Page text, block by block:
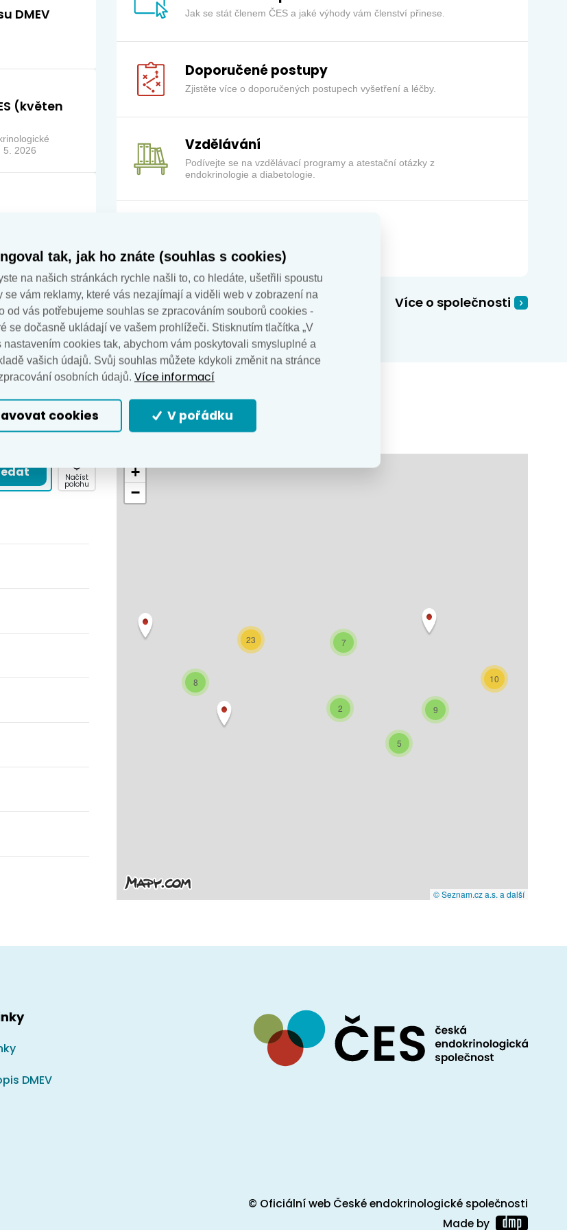
DMEV
(květen
5. 2026
Jiskra Jan
aktuality
Jak se stát členem ČES a jaké výhody vám členství přinese.
Doporučené postupy
Zjistěte více o doporučených postupech vyšetření a léčby.
Vzdělávání
Podívejte se na vzdělávací programy a atestační otázky z
endokrinologie a diabetologie.
Zjistěte více o našem sdružení.
Více o společnosti
Načíst
polohu
10
8
23
2 9
7
5
+
−
© Seznam.cz a.s. a další
DMEV
© Oficiální web České endokrinologické společnosti
Made by
tak, jak ho znáte (souhlas s cookies)
na našich stránkách rychle našli to, co hledáte, ušetřili spoustu
se vám reklamy, které vás nezajímají a viděli web v zobrazení na
od vás potřebujeme souhlas se zpracováním souborů cookies -
se dočasně ukládají ve vašem prohlížeči. Stisknutím tlačítka „V
nastavením cookies tak, abychom vám poskytovali smysluplné a
vašich údajů. Svůj souhlas můžete kdykoli změnit na stránce
osobních údajů. Více informací
cookies V pořádku